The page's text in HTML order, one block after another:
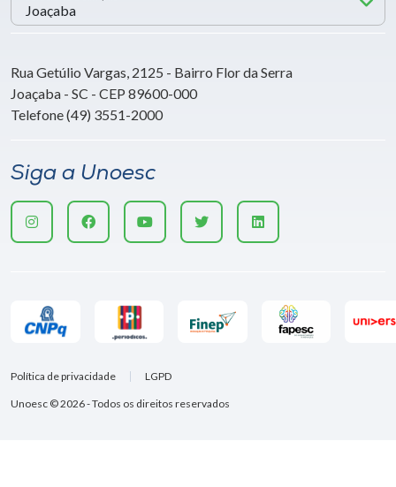
Rua Getúlio Vargas, 2125 - Bairro Flor da Serra
Joaçaba - SC - CEP 89600-000
Telefone (49) 3551-2000
Siga a Unoesc
Unoesc © 2026 - Todos os direitos reservados
Política de privacidade LGPD